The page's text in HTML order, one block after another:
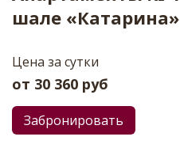
шале «Катарина»
Цена за сутки
от 30 360 руб
Забронировать